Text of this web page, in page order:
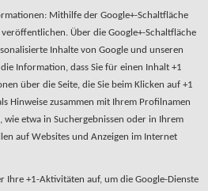
Mithilfe der Google+-Schaltfläche
Über die Google+-Schaltfläche
Inhalte von Google und unseren
Information, dass Sie für einen Inhalt +1
über die Seite, die Sie beim Klicken auf +1
Hinweise zusammen mit Ihrem Profilnamen
etwa in Suchergebnissen oder in Ihrem
auf Websites und Anzeigen im Internet
Ihre +1-Aktivitäten auf, um die Google-Dienste